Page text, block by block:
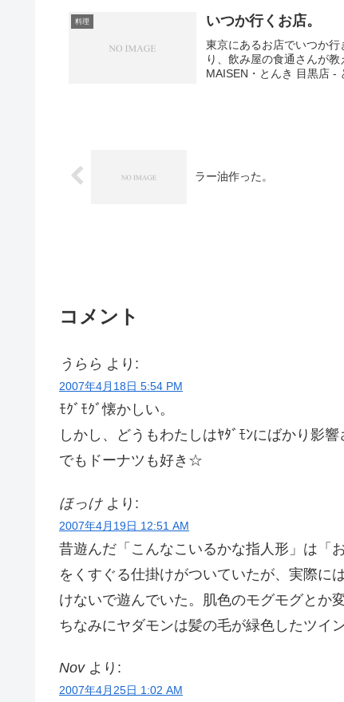
料理 いつか行くお店。
東京にあるお店でいつか
り、飲み屋の食通さんが
MAISEN・とんき 目黒店 -
ラー油作った。
コメント
うらら より:
2007年4月18日 5:54 PM
ﾓｸﾞﾓｸﾞ懐かしい。
しかし、どうもわたしはﾔﾀﾞﾓﾝにばかり影響
でもドーナツも好き☆
ほっけ より:
2007年4月19日 12:51 AM
昔遊んだ「こんなこいるかな指人形」は「
をくすぐる仕掛けがついていたが、実際に
けないで遊んでいた。肌色のモグモグとか
ちなみにヤダモンは髪の毛が緑色したツイ
Nov より:
2007年4月25日 1:02 AM